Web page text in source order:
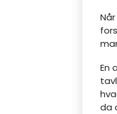
En
da